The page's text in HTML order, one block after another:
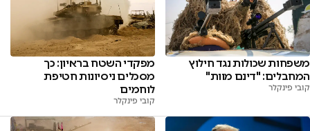
משפחות שכולות נגד חילוץ
המחבלים: "דינם מוות"
קובי פינקלר
מפקדי השטח בראיון: כך
מסכלים ניסיונות חטיפת
לוחמים
קובי פינקלר